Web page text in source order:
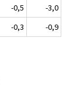
-0,5
-3,0
-0,3 -0,9